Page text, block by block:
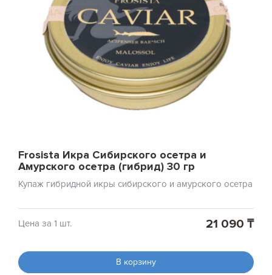
Frosista Икра Сибирского осетра и
Амурского осетра (гибрид) 30 гр
Купаж гибридной икры сибирского и амурского осетра
Цена за 1 шт. 21 090 ₸
В корзину